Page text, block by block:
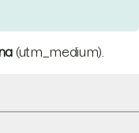
(utm_medium).